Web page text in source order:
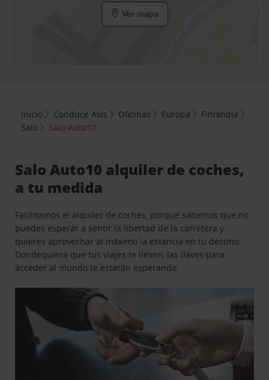
Ver mapa
Inicio Conduce Avis Oficinas Europa
Finlandia
Salo
Salo Auto10
Salo Auto10 alquiler de coches,
a tu medida
Facilitamos el alquiler de coches, porque sabemos que no
puedes esperar a sentir la libertad de la carretera y
quieres aprovechar al máximo la estancia en tu destino.
Dondequiera que tus viajes te lleven, las llaves para
acceder al mundo te estarán esperando.